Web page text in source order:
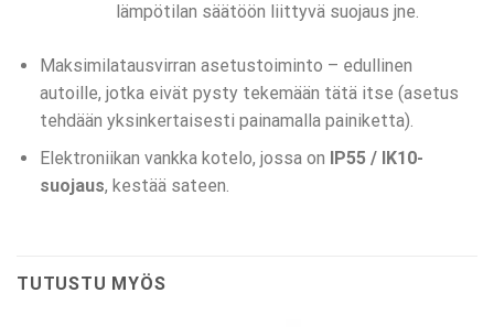
lämpötilan säätöön liittyvä suojaus jne.
Maksimilatausvirran asetustoiminto – edullinen
autoille, jotka eivät pysty tekemään tätä itse (asetus
tehdään yksinkertaisesti painamalla painiketta).
Elektroniikan vankka kotelo, jossa on IP55 / IK10-
suojaus, kestää sateen.
TUTUSTU MYÖS